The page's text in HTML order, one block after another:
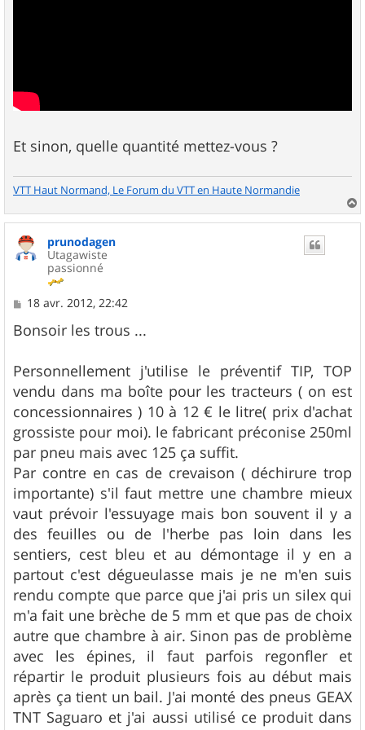
Et sinon, quelle quantité mettez-vous ?
VTT Haut Normand, Le Forum du VTT en Haute Normandie
a
prunodagen
Utagawiste
passionné
M
s
s
g
e
18 avr. 2012, 22:42
Bonsoir les trous ...
Personnellement j'utilise le préventif TIP, TOP
vendu dans ma boîte pour les tracteurs ( on est
concessionnaires ) 10 à 12 € le litre( prix d'achat
grossiste pour moi). le fabricant préconise 250ml
par pneu mais avec 125 ça suffit.
Par contre en cas de crevaison ( déchirure trop
importante) s'il faut mettre une chambre mieux
vaut prévoir l'essuyage mais bon souvent il y a
des feuilles ou de l'herbe pas loin dans les
sentiers, cest bleu et au démontage il y en a
partout c'est dégueulasse mais je ne m'en suis
rendu compte que parce que j'ai pris un silex qui
m'a fait une brèche de 5 mm et que pas de choix
autre que chambre à air. Sinon pas de problème
avec les épines, il faut parfois regonfler et
répartir le produit plusieurs fois au début mais
après ça tient un bail. J'ai monté des pneus GEAX
TNT Saguaro et j'ai aussi utilisé ce produit dans